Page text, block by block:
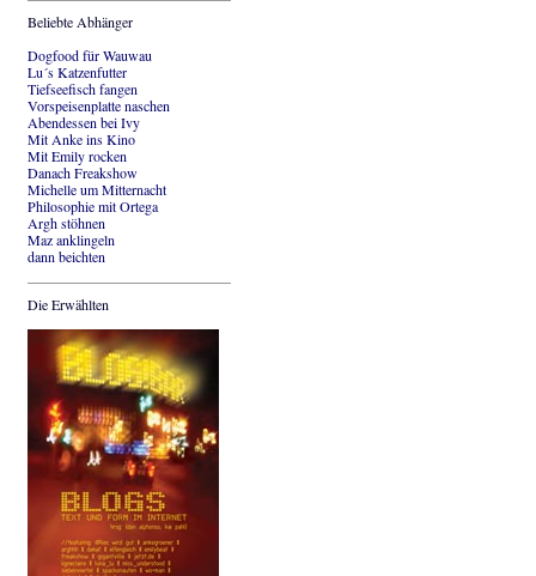
Beliebte Abhänger
Dogfood für Wauwau
Lu´s Katzenfutter
Tiefseefisch fangen
Vorspeisenplatte naschen
Abendessen bei Ivy
Mit Anke ins Kino
Mit Emily rocken
Danach Freakshow
Michelle um Mitternacht
Philosophie mit Ortega
Argh stöhnen
Maz anklingeln
dann beichten
Die Erwählten